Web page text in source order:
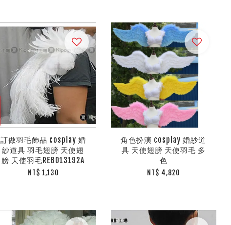
訂做羽毛飾品 cosplay 婚
紗道具 羽毛翅膀 天使翅
膀 天使羽毛REB013192A
NT$ 1,130
角色扮演 cosplay 婚紗道
具 天使翅膀 天使羽毛 多
色
NT$ 4,820